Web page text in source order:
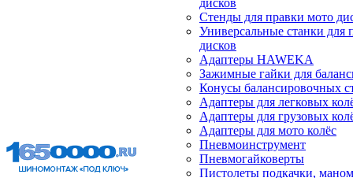
дисков
Стенды для правки мото
Универсальные станки для
дисков
Адаптеры HAWEKA
Зажимные гайки для
Конусы балансировочных
Адаптеры для легковых
Адаптеры для грузовых
Адаптеры для мото колёс
Пневмоинструмент
Пневмогайковерты
Пистолеты подкачки,